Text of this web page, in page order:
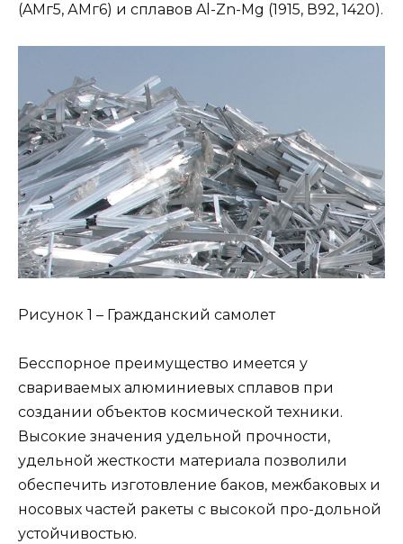
(AМг5, АМг6) и сплавов Al-Zn-Mg (1915, В92, 1420).
Рисунок 1 – Гражданский самолет
Бесспорное преимущество имеется у
свариваемых алюминиевых сплавов при
создании объектов космической техники.
Высокие значения удельной прочности,
удельной жесткости материала позволили
обеспечить изготовление баков, межбаковых и
носовых частей ракеты с высокой про-дольной
устойчивостью.